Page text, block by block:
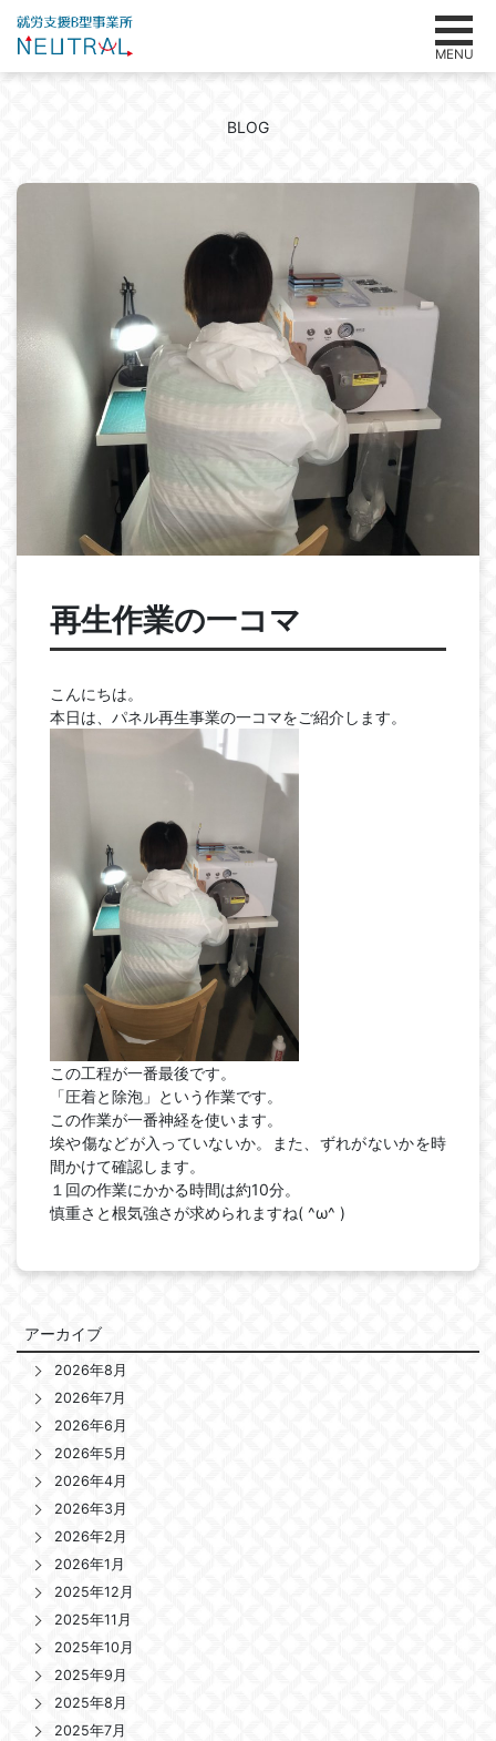
MENU
BLOG
再生作業の一コマ
こんにちは。
本日は、パネル再生事業の一コマをご紹介します。
この工程が一番最後です。
「圧着と除泡」という作業です。
この作業が一番神経を使います。
埃や傷などが入っていないか。また、ずれがないかを時
間かけて確認します。
１回の作業にかかる時間は約10分。
慎重さと根気強さが求められますね( ^ω^ )
アーカイブ
2026年8月
2026年7月
2026年6月
2026年5月
2026年4月
2026年3月
2026年2月
2026年1月
2025年12月
2025年11月
2025年10月
2025年9月
2025年8月
2025年7月